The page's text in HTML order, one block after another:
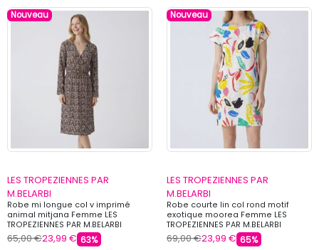
Nouveau
LES TROPEZIENNES PAR
M.BELARBI
Robe mi longue col v imprimé
animal mitjana Femme LES
TROPEZIENNES PAR M.BELARBI
65,00 €23,99 € 63%
Nouveau
LES TROPEZIENNES PAR
M.BELARBI
Robe courte lin col rond motif
exotique moorea Femme LES
TROPEZIENNES PAR M.BELARBI
69,00 €23,99 € 65%